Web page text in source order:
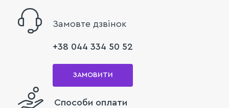
Замовте дзвінок
+38 044 334 50 52
ЗАМОВИТИ
Способи оплати